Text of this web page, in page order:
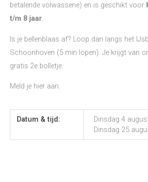
betalende volwassene) en is geschikt voor
t/m 8 jaar.
Is je bellenblaas af? Loop dan langs het
Schoonhoven (5 min lopen). Je krijgt van
gratis 2e bolletje.
Meld je hier aan.
Datum & tijd:
Dinsdag 4
Dinsdag 25